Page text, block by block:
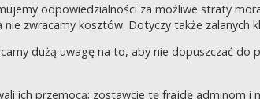
odpowiedzialności za możliwe straty
zwracamy kosztów. Dotyczy także zalanych
dużą uwagę na to, aby nie dopuszczać
ich przemocą; zostawcie tę frajdę adminom